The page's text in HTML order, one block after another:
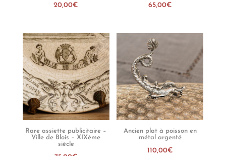
20,00€ 65,00€
Rare assiette publicitaire –
Ville de Blois – XIXème
siècle
Ancien plat à poisson en
métal argenté
110,00€